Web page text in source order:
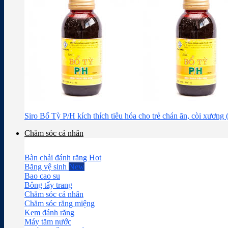
Siro Bổ Tỳ P/H kích thích tiêu hóa cho trẻ chán ăn, còi xương
Chăm sóc cá nhân
Bàn chải đánh răng
Băng vệ sinh
Bao cao su
Bông tẩy trang
Chăm sóc cá nhân
Chăm sóc răng miệng
Kem đánh răng
Máy tăm nước